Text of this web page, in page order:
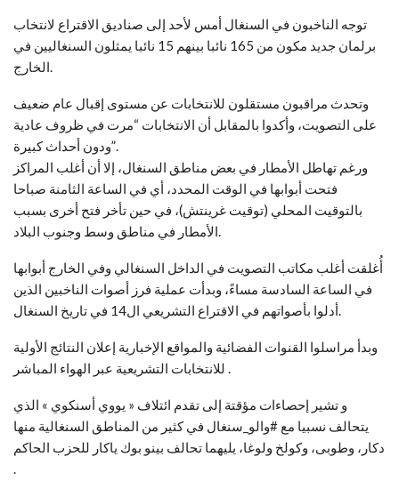
توجه الناخبون في السنغال أمس لأحد إلى صناديق الاقتراع لانتخاب
برلمان جديد مكون من 165 نائبا بينهم 15 نائبا يمثلون السنغاليين في
الخارج.
وتحدث مراقبون مستقلون للانتخابات عن مستوى إقبال عام ضعيف
على التصويت، وأكدوا بالمقابل أن الانتخابات “مرت في ظروف عادية
ودون أحداث كبيرة”.
ورغم تهاطل الأمطار في بعض مناطق السنغال، إلا أن أغلب المراكز
فتحت أبوابها في الوقت المحدد، أي في الساعة الثامنة صباحا
بالتوقيت المحلي (توقيت غرينتش)، في حين تأخر فتح أخرى بسبب
الأمطار في مناطق وسط وجنوب البلاد.
أُغلقت أغلب مكاتب التصويت في الداخل السنغالي وفي الخارج أبوابها
في الساعة السادسة مساءً، وبدأت عملية فرز أصوات الناخبين الذين
أدلوا بأصواتهم في الاقتراع التشريعي ال14 في تاريخ السنغال.
وبدأ مراسلوا القنوات الفضائية والمواقع الإخبارية إعلان النتائج الأولية
للانتخابات التشريعية عبر الهواء المباشر .
و تشير إحصاءات مؤقتة إلى تقدم ائتلاف « يووي أسنكوي » الذي
يتحالف نسبيا مع #والو_سنغال في كثير من المناطق السنغالية منها
دكار، وطوبى، وكولخ ولوغا، يليهما تحالف بينو بوك ياكار للحزب الحاكم
.